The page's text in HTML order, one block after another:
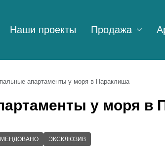
Наши проекты Продажа
апартаменты у моря в Параклиша
у моря в
ЭКСКЛЮЗИВ